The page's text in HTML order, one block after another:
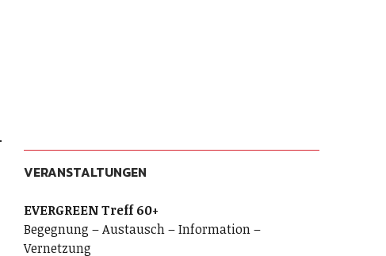
VERANSTALTUNGEN
EVERGREEN Treff 60+
Begegnung – Austausch – Information –
Vernetzung